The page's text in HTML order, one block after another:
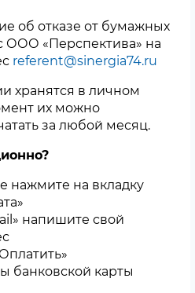
об отказе от бумажных
ООО «Перспектива» на
referent@sinergia74.ru
хранятся в личном
их можно
за любой месяц.
нажмите на вкладку
напишите свой
банковской карты